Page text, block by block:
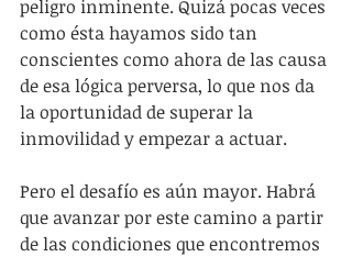
peligro inminente. Quizá pocas veces
como ésta hayamos sido tan
conscientes como ahora de las causa
de esa lógica perversa, lo que nos da
la oportunidad de superar la
inmovilidad y empezar a actuar.
Pero el desafío es aún mayor. Habrá
que avanzar por este camino a partir
de las condiciones que encontremos